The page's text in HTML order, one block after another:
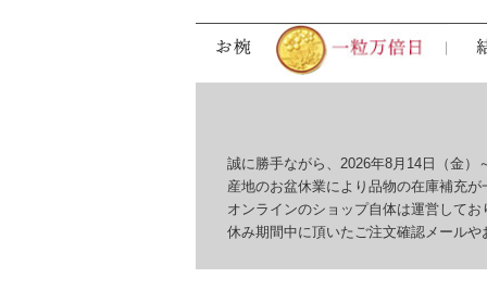
誠に勝手ながら、2026年8月14日（金）
産地のお盆休業により品物の在庫補充が
オンラインのショップ自体は運営してお
休み期間中に頂いたご注文確認メールや